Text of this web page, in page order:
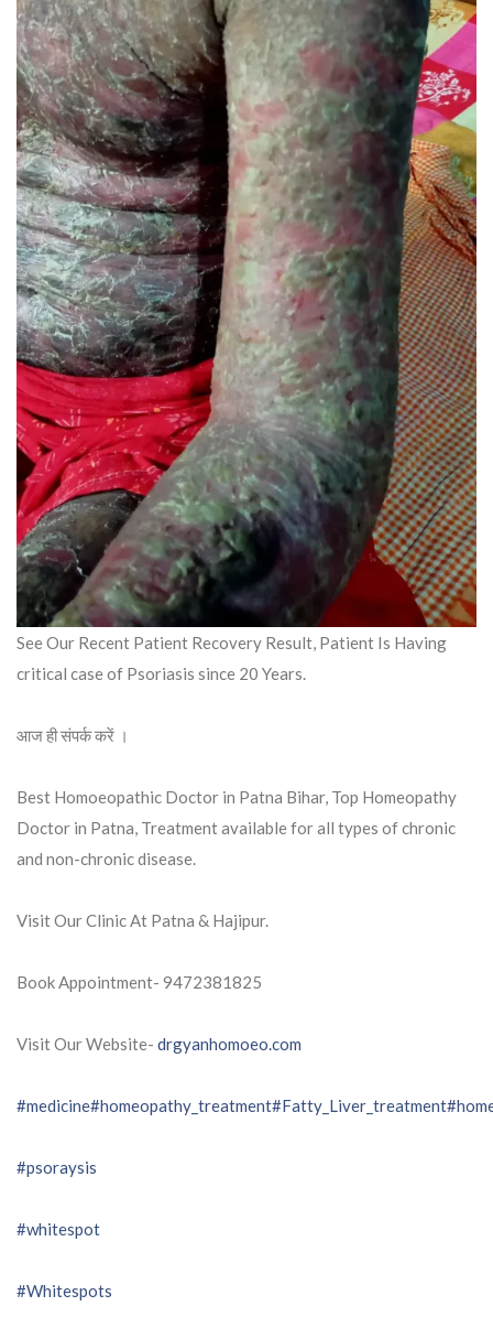
See Our Recent Patient Recovery Result, Patient Is Having
critical case of Psoriasis since 20 Years.
आज ही संपर्क करें ।
Best Homoeopathic Doctor in Patna Bihar, Top Homeopathy
Doctor in Patna, Treatment available for all types of chronic
and non-chronic disease.
Visit Our Clinic At Patna & Hajipur.
Book Appointment- 9472381825
Visit Our Website- drgyanhomoeo.com
#medicine#homeopathy_treatment#Fatty_Liver_treatment
#psoraysis
#whitespot
#Whitespots